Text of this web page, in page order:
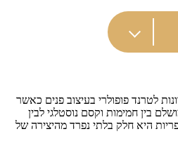
לטרנד פופולרי בעיצוב פנים כאשר
בין חמימות וקסם נוסטלגי לבין
היא חלק בלתי נפרד מהיצירה של